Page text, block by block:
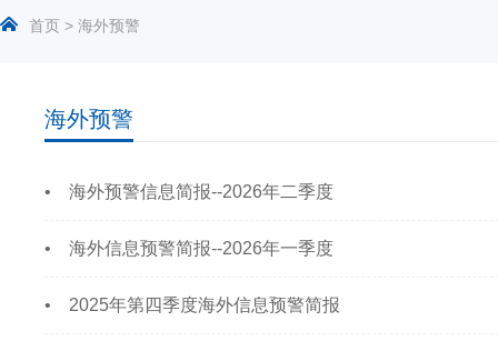
首页 > 海外预警
海外预警
• 海外预警信息简报--2026年二季度
• 海外信息预警简报--2026年一季度
• 2025年第四季度海外信息预警简报